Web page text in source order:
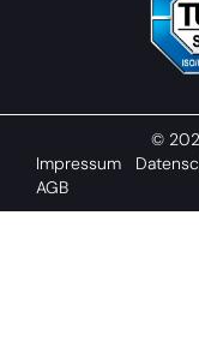
©
Impressum
AGB